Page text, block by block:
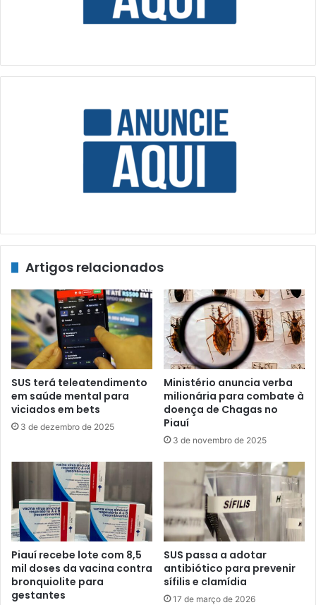
Artigos relacionados
SUS terá teleatendimento
em saúde mental para
viciados em bets
3 de dezembro de 2025
Ministério anuncia verba
milionária para combate à
doença de Chagas no
Piauí
3 de novembro de 2025
Piauí recebe lote com 8,5
mil doses da vacina contra
bronquiolite para
gestantes
SUS passa a adotar
antibiótico para prevenir
sífilis e clamídia
17 de março de 2026